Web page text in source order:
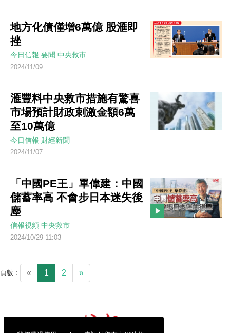
地方化債僅增6萬億 股滙即
挫
今日信報 要聞 中央救市
2024/11/09
滙豐料中央救市措施有驚喜
市場預計財政刺激金額6萬
至10萬億
今日信報 財經新聞
2024/11/07
「中國PE王」單偉建：中國
儲蓄率高 不會步日本迷失後
塵
信報視頻 中央救市
2024/10/29 11:03
頁數： « 1 2 »